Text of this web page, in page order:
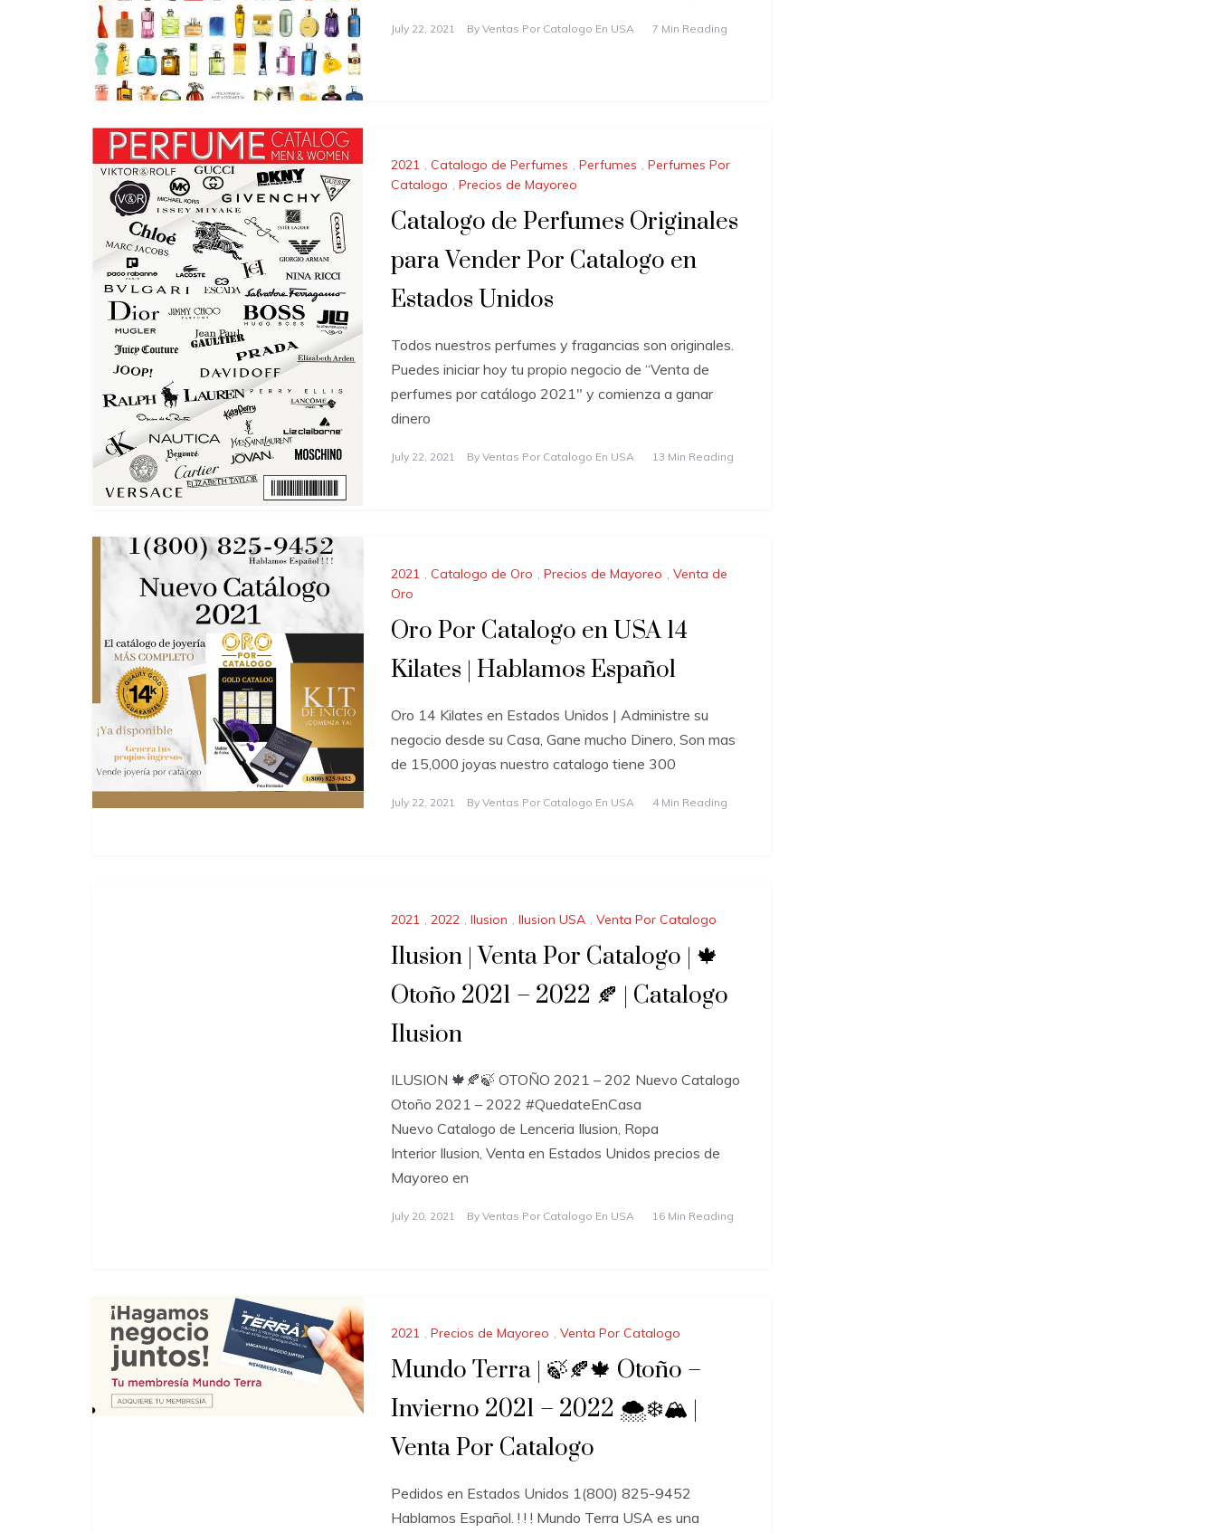
July 22, 2021 By Ventas Por Catalogo En USA 7 Min Reading
2021 , Catalogo de Perfumes , Perfumes , Perfumes Por
Catalogo , Precios de Mayoreo
Catalogo de Perfumes Originales
para Vender Por Catalogo en
Estados Unidos
Todos nuestros perfumes y fragancias son originales.
Puedes iniciar hoy tu propio negocio de “Venta de
perfumes por catálogo 2021″ y comienza a ganar
dinero
July 22, 2021 By Ventas Por Catalogo En USA 13 Min Reading
2021 , Catalogo de Oro , Precios de Mayoreo , Venta de
Oro
Oro Por Catalogo en USA 14
Kilates | Hablamos Español
Oro 14 Kilates en Estados Unidos | Administre su
negocio desde su Casa, Gane mucho Dinero, Son mas
de 15,000 joyas nuestro catalogo tiene 300
July 22, 2021 By Ventas Por Catalogo En USA 4 Min Reading
2021 , 2022 , Ilusion , Ilusion USA , Venta Por Catalogo
Ilusion | Venta Por Catalogo | 🍁
Otoño 2021 – 2022 🍂 | Catalogo
Ilusion
ILUSION 🍁🍂🍃 OTOÑO 2021 – 202 Nuevo Catalogo
Otoño 2021 – 2022 #QuedateEnCasa
Nuevo Catalogo de Lenceria Ilusion, Ropa
Interior Ilusion, Venta en Estados Unidos precios de
Mayoreo en
July 20, 2021 By Ventas Por Catalogo En USA 16 Min Reading
2021 , Precios de Mayoreo , Venta Por Catalogo
Mundo Terra | 🍃🍂🍁 Otoño –
Invierno 2021 – 2022 🌨️❄️🏔️ |
Venta Por Catalogo
Pedidos en Estados Unidos 1(800) 825-9452
Hablamos Español. ! ! ! Mundo Terra USA es una